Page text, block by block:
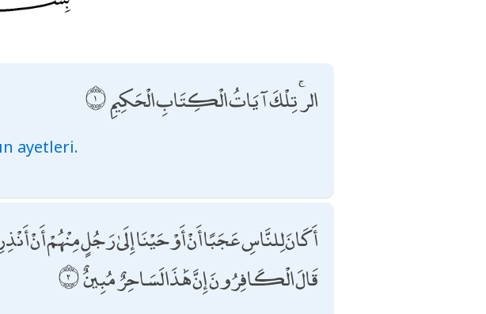
الر ۚ تِلْكَ آيَاتُ الْكِتَابِ الْحَكِيمِ
ayetleri.
أَكَانَ لِلنَّاسِ عَجَبًا أَنْ أَوْحَيْنَا إِلَىٰ رَجُلٍ مِنْهُمْ أَنْ
قَالَ الْكَافِرُونَ إِنَّ هَٰذَا لَسَاحِرٌ مُبِينٌ